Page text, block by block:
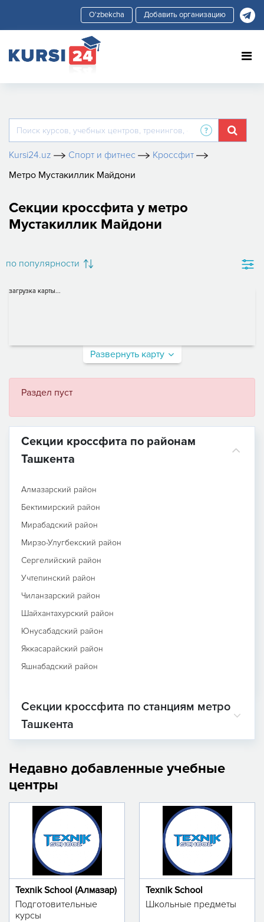
Добавить организацию
Kursi24.uz Спорт и фитнес
Кроссфит
Метро Мустакиллик Майдони
Секции кроссфита у метро
Мустакиллик Майдони
по популярности
загрузка карты...
Развернуть карту
Раздел пуст
Секции кроссфита по районам
Ташкента
Алмазарский район
Бектимирский район
Мирабадский район
Мирзо-Улугбекский район
Сергелийский район
Учтепинский район
Чиланзарский район
Шайхантахурский район
Юнусабадский район
Яккасарайский район
Яшнабадский район
Секции кроссфита по станциям метро
Ташкента
Недавно добавленные учебные
центры
Texnik School (Алмазар)
Подготовительные
курсы
Texnik School
Школьные предметы